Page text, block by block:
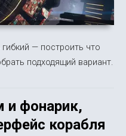
— построить что
подходящий вариант.
и фонарик,
корабля